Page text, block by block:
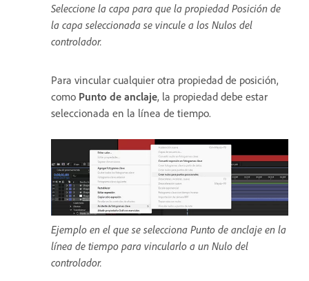
Seleccione la capa para que la propiedad Posición de
la capa seleccionada se vincule a los Nulos del
controlador.
Para vincular cualquier otra propiedad de posición,
como Punto de anclaje, la propiedad debe estar
seleccionada en la línea de tiempo.
Ejemplo en el que se selecciona Punto de anclaje en la
línea de tiempo para vincularlo a un Nulo del
controlador.